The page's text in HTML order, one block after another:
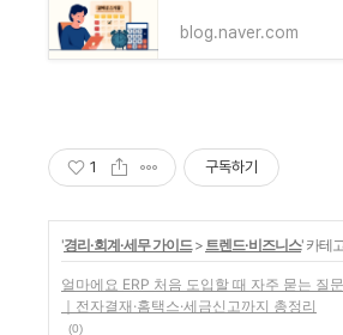
blog.naver.com
1 구독하기
'경리·회계·세무 가이드> 트렌드·비즈니스' 카테
얼마에요 ERP 처음 도입할 때 자주 묻는 질
｜전자결재·홈택스·세금신고까지 총정리
(0)